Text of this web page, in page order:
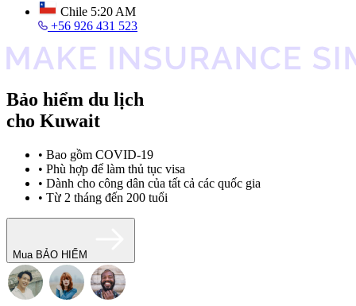
Chile 5:20 AM
+56 926 431 523
Bảo hiểm du lịch
cho Kuwait
• Bao gồm COVID-19
• Phù hợp để làm thủ tục visa
• Dành cho công dân của tất cả các quốc gia
• Từ 2 tháng đến 200 tuổi
Mua BẢO HIỂM